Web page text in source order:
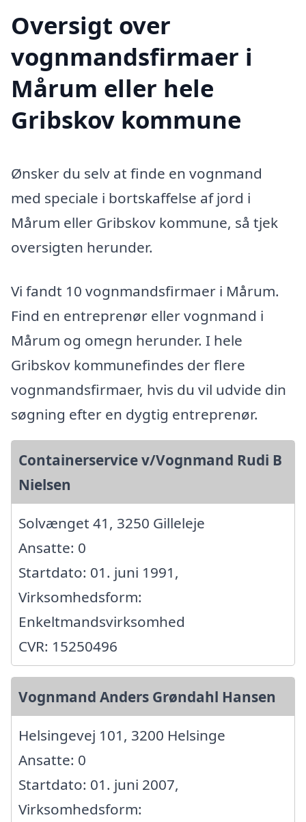
Oversigt over
vognmandsfirmaer i
Mårum eller hele
Gribskov kommune
Ønsker du selv at finde en vognmand
med speciale i bortskaffelse af jord i
Mårum eller Gribskov kommune, så tjek
oversigten herunder.
Vi fandt 10 vognmandsfirmaer i Mårum.
Find en entreprenør eller vognmand i
Mårum og omegn herunder. I hele
Gribskov kommunefindes der flere
vognmandsfirmaer, hvis du vil udvide din
søgning efter en dygtig entreprenør.
Containerservice v/Vognmand Rudi B
Nielsen
Solvænget 41, 3250 Gilleleje
Ansatte: 0
Startdato: 01. juni 1991,
Virksomhedsform:
Enkeltmandsvirksomhed
CVR: 15250496
Vognmand Anders Grøndahl Hansen
Helsingevej 101, 3200 Helsinge
Ansatte: 0
Startdato: 01. juni 2007,
Virksomhedsform: